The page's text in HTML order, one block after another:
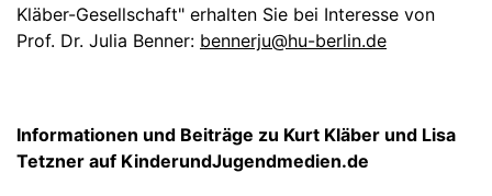
Kläber-Gesellschaft" erhalten Sie bei Interesse von
Prof. Dr. Julia Benner: bennerju@hu-berlin.de
Informationen und Beiträge zu Kurt Kläber und Lisa
Tetzner auf KinderundJugendmedien.de